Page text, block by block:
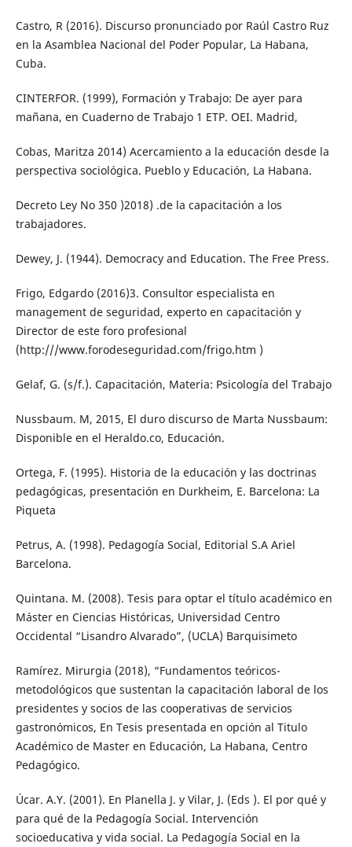
Castro, R (2016). Discurso pronunciado por Raúl Castro Ruz
en la Asamblea Nacional del Poder Popular, La Habana,
Cuba.
CINTERFOR. (1999), Formación y Trabajo: De ayer para
mañana, en Cuaderno de Trabajo 1 ETP. OEI. Madrid,
Cobas, Maritza 2014) Acercamiento a la educación desde la
perspectiva sociológica. Pueblo y Educación, La Habana.
Decreto Ley No 350 )2018) .de la capacitación a los
trabajadores.
Dewey, J. (1944). Democracy and Education. The Free Press.
Frigo, Edgardo (2016)3. Consultor especialista en
management de seguridad, experto en capacitación y
Director de este foro profesional
(http:///www.forodeseguridad.com/frigo.htm )
Gelaf, G. (s/f.). Capacitación, Materia: Psicología del Trabajo
Nussbaum. M, 2015, El duro discurso de Marta Nussbaum:
Disponible en el Heraldo.co, Educación.
Ortega, F. (1995). Historia de la educación y las doctrinas
pedagógicas, presentación en Durkheim, E. Barcelona: La
Piqueta
Petrus, A. (1998). Pedagogía Social, Editorial S.A Ariel
Barcelona.
Quintana. M. (2008). Tesis para optar el título académico en
Máster en Ciencias Históricas, Universidad Centro
Occidental “Lisandro Alvarado”, (UCLA) Barquisimeto
Ramírez. Mirurgia (2018), “Fundamentos teóricos-
metodológicos que sustentan la capacitación laboral de los
presidentes y socios de las cooperativas de servicios
gastronómicos, En Tesis presentada en opción al Titulo
Académico de Master en Educación, La Habana, Centro
Pedagógico.
Úcar. A.Y. (2001). En Planella J. y Vilar, J. (Eds ). El por qué y
para qué de la Pedagogía Social. Intervención
socioeducativa y vida social. La Pedagogía Social en la